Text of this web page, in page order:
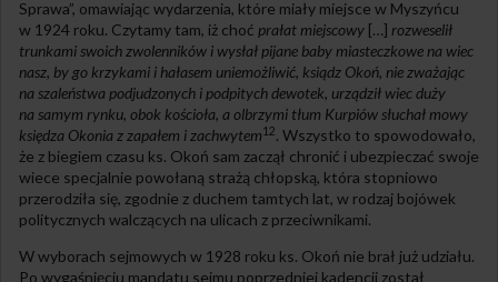
Sprawa”, omawiając wydarzenia, które miały miejsce w Myszyńcu
w 1924 roku. Czytamy tam, iż choć prałat miejscowy […] rozweselił
trunkami swoich zwolenników i wysłał pijane baby miasteczkowe na wiec
nasz, by go krzykami i hałasem uniemożliwić, ksiądz Okoń, nie zważając
na szaleństwa podjudzonych i podpitych dewotek, urządził wiec duży
na samym rynku, obok kościoła, a olbrzymi tłum Kurpiów słuchał mowy
księdza Okonia z zapałem i zachwytem12. Wszystko to spowodowało,
że z biegiem czasu ks. Okoń sam zaczął chronić i ubezpieczać swoje
wiece specjalnie powołaną strażą chłopską, która stopniowo
przerodziła się, zgodnie z duchem tamtych lat, w rodzaj bojówek
politycznych walczących na ulicach z przeciwnikami.
W wyborach sejmowych w 1928 roku ks. Okoń nie brał już udziału.
Po wygaśnięciu mandatu sejmu poprzedniej kadencji został